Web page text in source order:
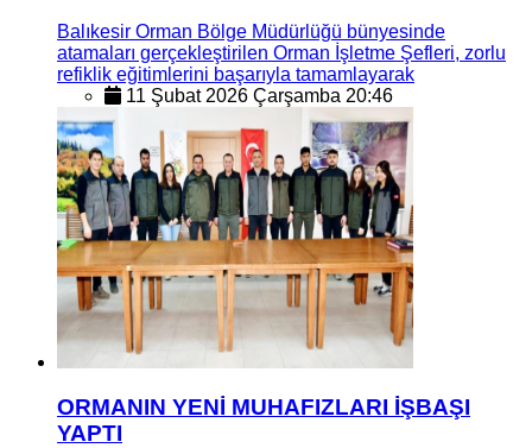
Balıkesir Orman Bölge Müdürlüğü bünyesinde
atamaları gerçekleştirilen Orman İşletme Şefleri, zorlu
refiklik eğitimlerini başarıyla tamamlayarak
11 Şubat 2026 Çarşamba 20:46
ORMANIN YENİ MUHAFIZLARI İŞBAŞI
YAPTI